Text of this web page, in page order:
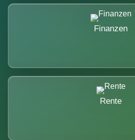
Finanzen
Rente